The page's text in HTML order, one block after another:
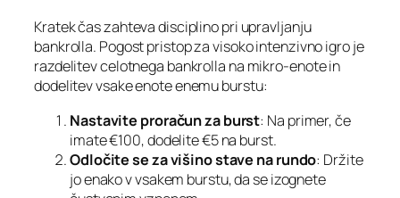
Kratek čas zahteva disciplino pri upravljanju
bankrolla. Pogost pristop za visoko intenzivno igro je
razdelitev celotnega bankrolla na mikro‑enote in
dodelitev vsake enote enemu burstu:
Nastavite proračun za burst: Na primer, če
imate €100, dodelite €5 na burst.
Odločite se za višino stave na rundo: Držite
jo enako v vsakem burstu, da se izognete